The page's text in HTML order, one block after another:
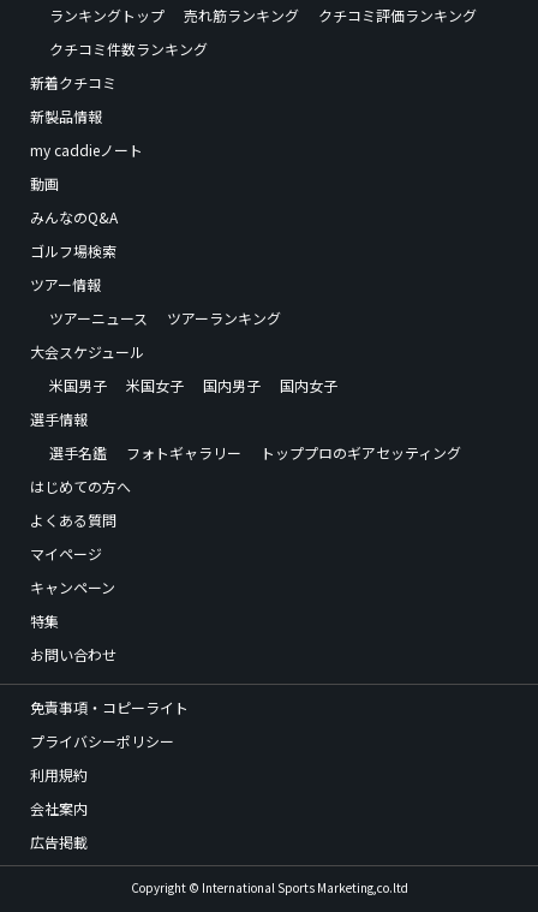
ランキングトップ
売れ筋ランキング
クチコミ評価ランキング
クチコミ件数ランキング
新着クチコミ
新製品情報
my caddieノート
動画
みんなのQ&A
ゴルフ場検索
ツアー情報
ツアーニュース
ツアーランキング
大会スケジュール
米国男子
米国女子 国内男子
国内女子
選手情報
選手名鑑
フォトギャラリー
トッププロのギアセッティング
はじめての方へ
よくある質問
マイページ
キャンペーン
特集
お問い合わせ
免責事項・コピーライト
プライバシーポリシー
利用規約
会社案内
広告掲載
Copyright © International Sports Marketing,co.ltd